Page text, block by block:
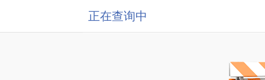
正在查询中